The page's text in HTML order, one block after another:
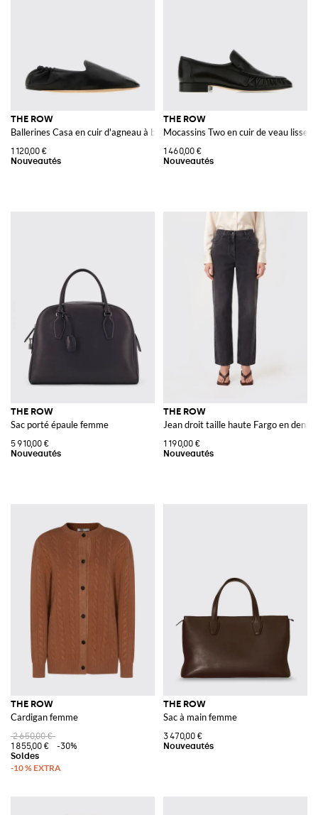
THE ROW
Ballerines Casa en cuir d'agneau à bout rond et talon élastiqué
1 120,00 €
THE ROW
Mocassins Two en cuir de veau lisse
1 460,00 €
THE ROW
Sac porté épaule femme
5 910,00 €
THE ROW
Jean droit taille haute Fargo en denim
1 190,00 €
THE ROW
Cardigan femme
2 650,00 €
1 855,00 €
-30%
THE ROW
Sac à main femme
3 470,00 €